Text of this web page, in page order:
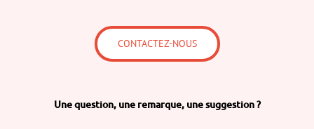
CONTACTEZ-NOUS
Une question, une remarque, une suggestion ?